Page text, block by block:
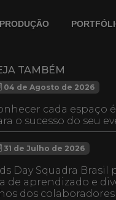
PRODUÇÃO
TAMBÉM
04 de Agosto de 2026
cada espaço
o sucesso do seu
31 de Julho de 2026
Day Squadra
de aprendizado e
dos colaboradores